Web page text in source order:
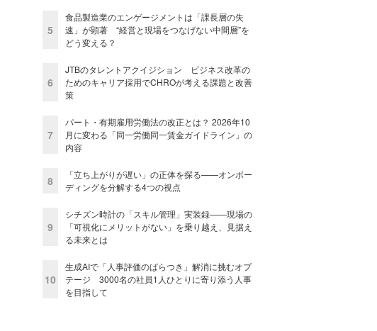
5
食品製造業のエンゲージメントは「課長層の失
速」が顕著 “経営と現場をつなげない中間層”を
どう変える？
6
JTBのタレントアクイジション ビジネス改革の
ためのキャリア採用でCHROが考える課題と改善
策
7
パート・有期雇用労働法の改正とは？ 2026年10
月に変わる「同一労働同一賃金ガイドライン」の
内容
8
「立ち上がりが遅い」の正体を探る——オンボー
ディングを分解する4つの視点
9
シチズン時計の「スキル管理」実装録——現場の
「可視化にメリットがない」を乗り越え、見据え
る未来とは
10
生成AIで「人事評価のばらつき」解消に挑むオプ
テージ 3000名の社員1人ひとりに寄り添う人事
を目指して